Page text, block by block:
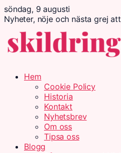
söndag, 9 augusti
Nyheter, nöje och nästa grej
Hem
Cookie Policy
Historia
Kontakt
Nyhetsbrev
Om oss
Tipsa oss
Blogg